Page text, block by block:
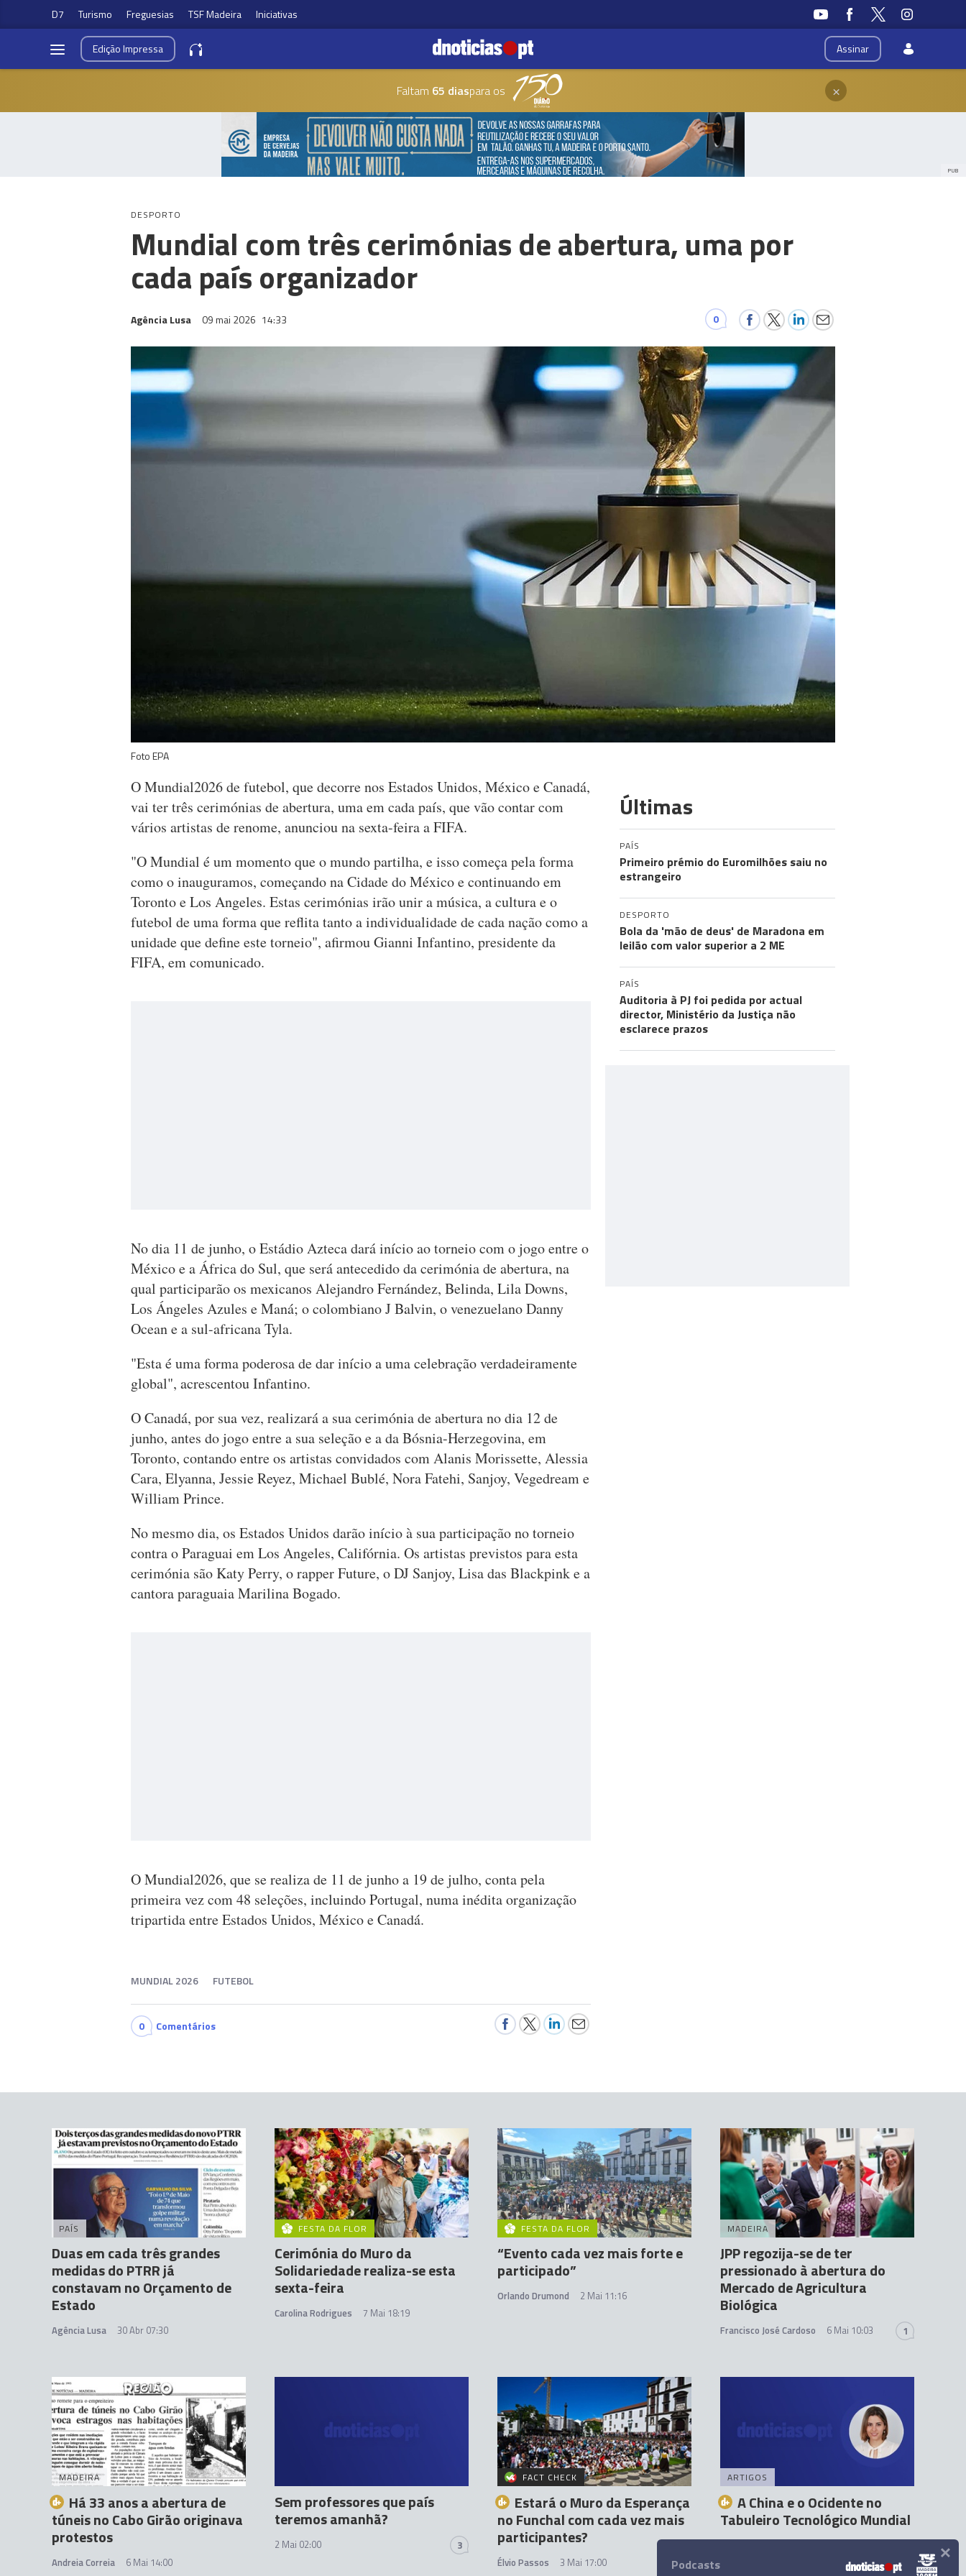
D7 Turismo Freguesias TSF Madeira Iniciativas
Assinar
EdiçãoImpressa
Faltam 65 diaspara os ×
PUB
DESPORTO
Mundial com três cerimónias de abertura, uma por
cada país organizador
Agência Lusa 09 mai 2026 14:33 0
Foto EPA
O Mundial2026 de futebol, que decorre nos Estados Unidos, México e Canadá,
vai ter três cerimónias de abertura, uma em cada país, que vão contar com
vários artistas de renome, anunciou na sexta-feira a FIFA.
"O Mundial é um momento que o mundo partilha, e isso começa pela forma
como o inauguramos, começando na Cidade do México e continuando em
Toronto e Los Angeles. Estas cerimónias irão unir a música, a cultura e o
futebol de uma forma que reflita tanto a individualidade de cada nação como a
unidade que define este torneio", afirmou Gianni Infantino, presidente da
FIFA, em comunicado.
No dia 11 de junho, o Estádio Azteca dará início ao torneio com o jogo entre o
México e a África do Sul, que será antecedido da cerimónia de abertura, na
qual participarão os mexicanos Alejandro Fernández, Belinda, Lila Downs,
Los Ángeles Azules e Maná; o colombiano J Balvin, o venezuelano Danny
Ocean e a sul-africana Tyla.
"Esta é uma forma poderosa de dar início a uma celebração verdadeiramente
global", acrescentou Infantino.
O Canadá, por sua vez, realizará a sua cerimónia de abertura no dia 12 de
junho, antes do jogo entre a sua seleção e a da Bósnia-Herzegovina, em
Toronto, contando entre os artistas convidados com Alanis Morissette, Alessia
Cara, Elyanna, Jessie Reyez, Michael Bublé, Nora Fatehi, Sanjoy, Vegedream e
William Prince.
No mesmo dia, os Estados Unidos darão início à sua participação no torneio
contra o Paraguai em Los Angeles, Califórnia. Os artistas previstos para esta
cerimónia são Katy Perry, o rapper Future, o DJ Sanjoy, Lisa das Blackpink e a
cantora paraguaia Marilina Bogado.
O Mundial2026, que se realiza de 11 de junho a 19 de julho, conta pela
primeira vez com 48 seleções, incluindo Portugal, numa inédita organização
tripartida entre Estados Unidos, México e Canadá.
MUNDIAL 2026 FUTEBOL
0 Comentários
Últimas
PAÍS
Primeiro prémio do Euromilhões saiu no
estrangeiro
DESPORTO
Bola da 'mão de deus' de Maradona em
leilão com valor superior a 2 ME
PAÍS
Auditoria à PJ foi pedida por actual
director, Ministério da Justiça não
esclarece prazos
PAÍS
Duas em cada três grandes
medidas do PTRR já
constavam no Orçamento de
Estado
Agência Lusa 30 Abr 07:30
FESTA DA FLOR
Cerimónia do Muro da
Solidariedade realiza-se esta
sexta-feira
Carolina Rodrigues 7 Mai 18:19
FESTA DA FLOR
“Evento cada vez mais forte e
participado”
Orlando Drumond 2 Mai 11:16
MADEIRA
JPP regozija-se de ter
pressionado à abertura do
Mercado de Agricultura
Biológica
Francisco José Cardoso 6 Mai 10:03 1
MADEIRA
Há 33 anos a abertura de
túneis no Cabo Girão originava
protestos
Andreia Correia 6 Mai 14:00
Sem professores que país
teremos amanhã?
2 Mai 02:00 3
FACT CHECK
Estará o Muro da Esperança
no Funchal com cada vez mais
participantes?
Élvio Passos 3 Mai 17:00
ARTIGOS
A China e o Ocidente no
Tabuleiro Tecnológico Mundial
Podcasts ×